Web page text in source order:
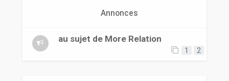
Annonces
au sujet de More Relation
1 2